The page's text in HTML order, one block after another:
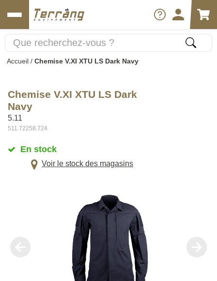
Accueil / Chemise V.XI XTU LS Dark Navy
Chemise V.XI XTU LS Dark
Navy
5.11
511.72258.724
En stock
Voir le stock des magasins